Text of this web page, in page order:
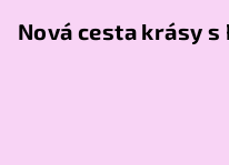
Nová cesta krásy s